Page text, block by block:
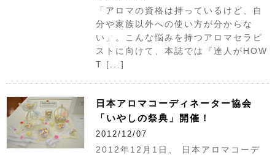
「アロマの資格は持っているけど、自
分や家族以外への使い方が分からな
い」。こんな悩みを持つアロマセラピ
ストに向けて、本誌では『達人がHOW
T [...]
日本アロマコーディネーター協会
「いやしの祭典」開催！
2012/12/07
2012年12月1日、 日本アロマコーデ